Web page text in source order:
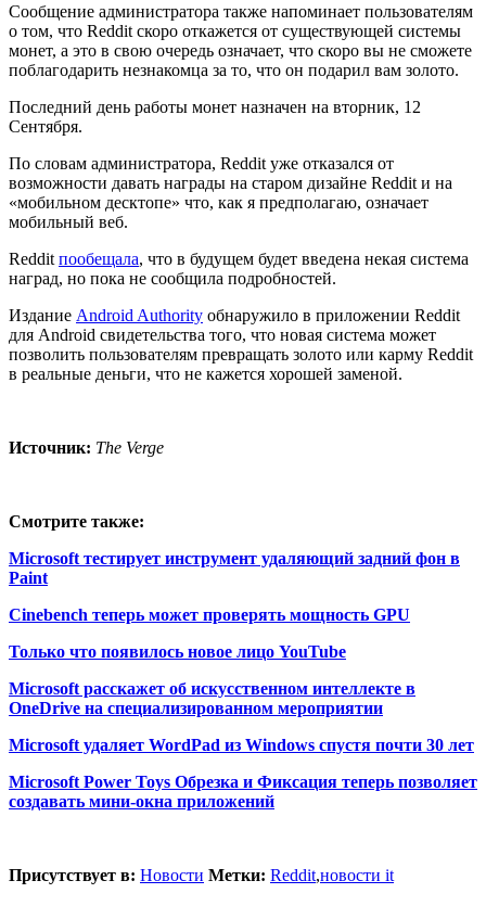
Сообщение администратора также напоминает пользователям
о том, что Reddit скоро откажется от существующей системы
монет, а это в свою очередь означает, что скоро вы не сможете
поблагодарить незнакомца за то, что он подарил вам золото.
Последний день работы монет назначен на вторник, 12
Сентября.
По словам администратора, Reddit уже отказался от
возможности давать награды на старом дизайне Reddit и на
«мобильном десктопе» что, как я предполагаю, означает
мобильный веб.
Reddit пообещала, что в будущем будет введена некая система
наград, но пока не сообщила подробностей.
Издание Android Authority обнаружило в приложении Reddit
для Android свидетельства того, что новая система может
позволить пользователям превращать золото или карму Reddit
в реальные деньги, что не кажется хорошей заменой.
Источник: The Verge
Смотрите также:
Microsoft тестирует инструмент удаляющий задний фон в
Paint
Cinebench теперь может проверять мощность GPU
Только что появилось новое лицо YouTube
Microsoft расскажет об искусственном интеллекте в
OneDrive на специализированном мероприятии
Microsoft удаляет WordPad из Windows спустя почти 30 лет
Microsoft Power Toys Обрезка и Фиксация теперь позволяет
создавать мини-окна приложений
Присутствует в: Новости Метки: Reddit,новости it